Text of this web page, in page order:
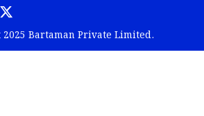
Bartaman Private Limited.